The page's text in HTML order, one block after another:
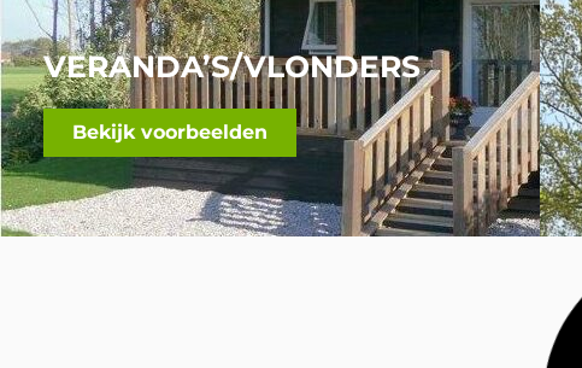
VERANDA’S/VLONDERS
Bekijk voorbeelden